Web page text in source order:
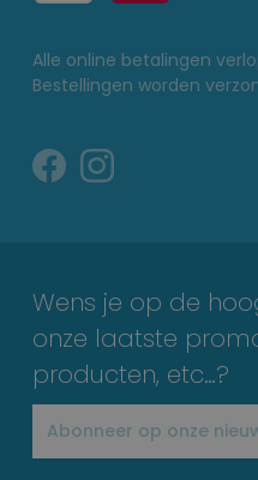
Alle online betalingen
Bestellingen worden
Wens je op de
onze laatste
producten, etc…?